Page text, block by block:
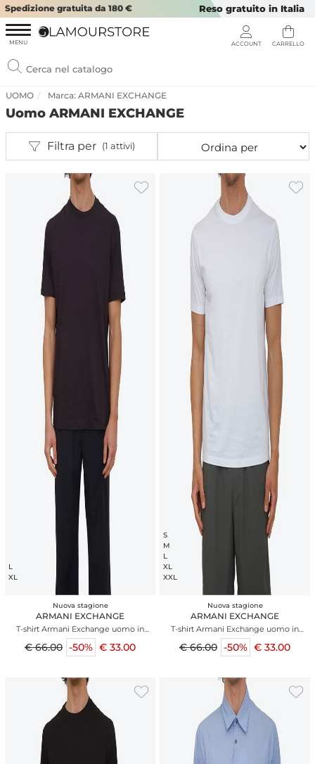
Spedizione gratuita da 180 € Reso gratuito in Italia
UOMO Marca: ARMANI EXCHANGE
Uomo ARMANI EXCHANGE
Filtra per (1 attivi)
L
XL
Nuova stagione
ARMANI EXCHANGE
T-shirt Armani Exchange uomo in
cotone blu
€ 66.00 -50% € 33.00
S
M
L
XL
XXL
Nuova stagione
ARMANI EXCHANGE
T-shirt Armani Exchange uomo in
cotone bianco
€ 66.00 -50% € 33.00